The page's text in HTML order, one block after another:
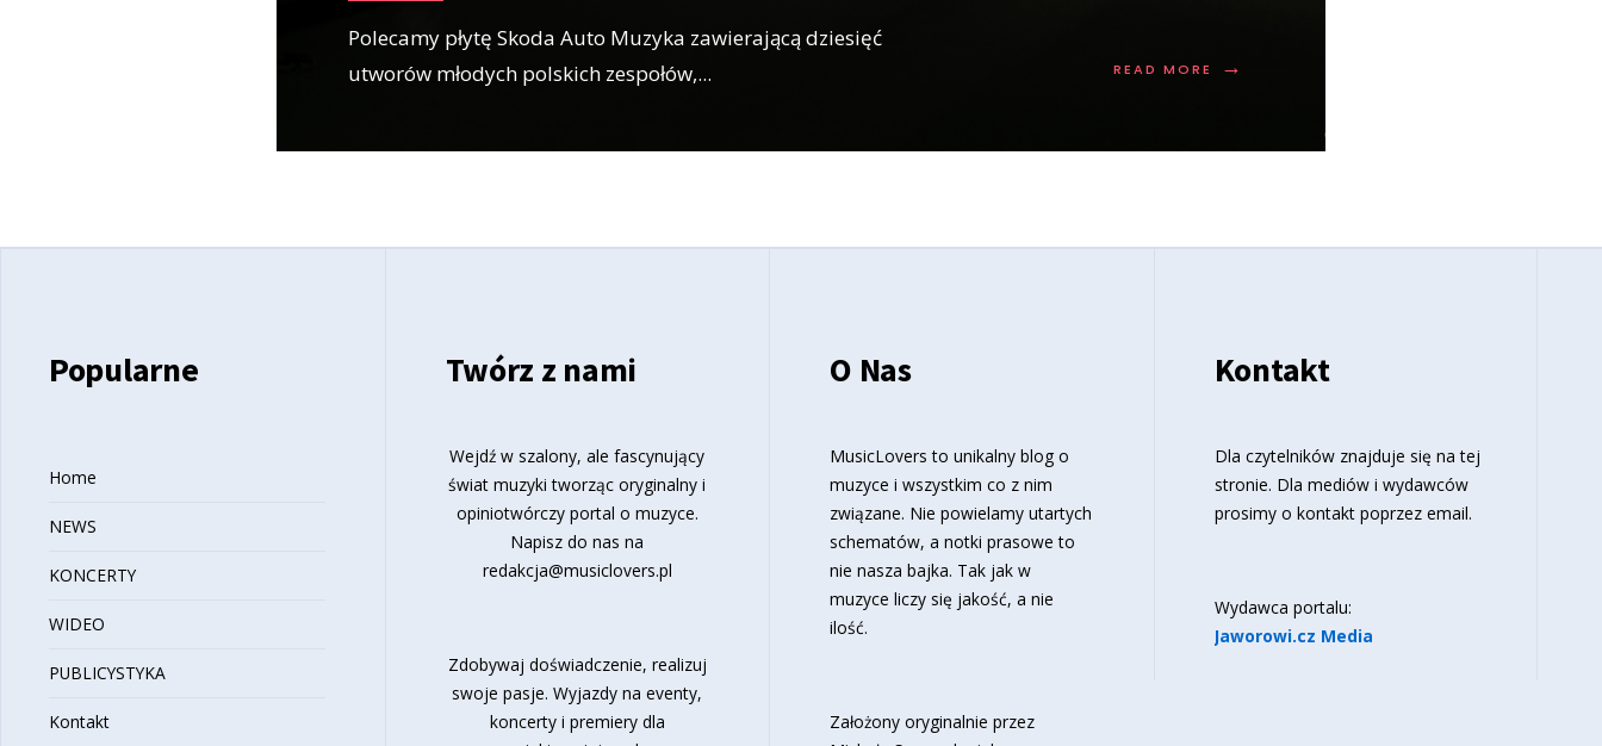
Polecamy płytę Skoda Auto Muzyka zawierającą dziesięć
utworów młodych polskich zespołów,... READ MORE →
Popularne
Home
NEWS
KONCERTY
WIDEO
PUBLICYSTYKA
Kontakt
Twórz z nami
Wejdź w szalony, ale fascynujący
świat muzyki tworząc oryginalny i
opiniotwórczy portal o muzyce.
Napisz do nas na
redakcja@musiclovers.pl
Zdobywaj doświadczenie, realizuj
swoje pasje. Wyjazdy na eventy,
koncerty i premiery dla
O Nas
MusicLovers to unikalny blog o
muzyce i wszystkim co z nim
związane. Nie powielamy utartych
schematów, a notki prasowe to
nie nasza bajka. Tak jak w
muzyce liczy się jakość, a nie
ilość.
Założony oryginalnie przez
Kontakt
Dla czytelników znajduje się na tej
stronie. Dla mediów i wydawców
prosimy o kontakt poprzez email.
Wydawca portalu:
Jaworowi.cz Media